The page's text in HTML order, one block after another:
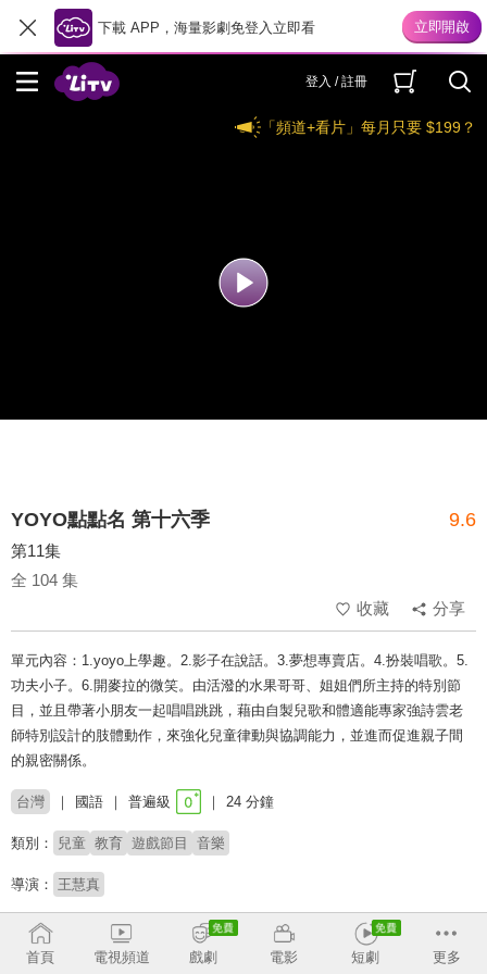
下載 APP，海量影劇免登入立即看
登入 / 註冊
「頻道+看片」每月只要 $199？
YOYO點點名 第十六季 9.6
第11集
全 104 集
收藏
分享
單元內容：1.yoyo上學趣。2.影子在說話。3.夢想專賣店。4.扮裝唱歌。5.
功夫小子。6.開麥拉的微笑。由活潑的水果哥哥、姐姐們所主持的特別節
目，並且帶著小朋友一起唱唱跳跳，藉由自製兒歌和體適能專家強詩雲老
師特別設計的肢體動作，來強化兒童律動與協調能力，並進而促進親子間
的親密關係。
台灣 國語 普遍級 24 分鐘
類別： 兒童 教育 遊戲節目 音樂
導演： 王慧真
主持： 香蕉哥哥 西瓜哥哥 蜜蜂姐姐 草莓姐姐 柳丁哥哥
月亮姐姐
太陽哥哥 彩虹姐姐 雲朵姐姐 杰希哥哥 橘子姐姐
KIWI姐姐
首頁 電視頻道 戲劇 電影 短劇 更多